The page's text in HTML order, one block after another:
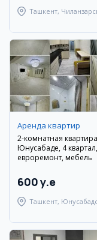
Ташкент,
Аренда квартир
2-комнатная
Юнусабаде, 4
евроремонт, мебель
600 y.e
Ташкент,